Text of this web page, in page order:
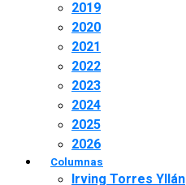
2019
2020
2021
2022
2023
2024
2025
2026
Columnas
Irving Torres Yllán